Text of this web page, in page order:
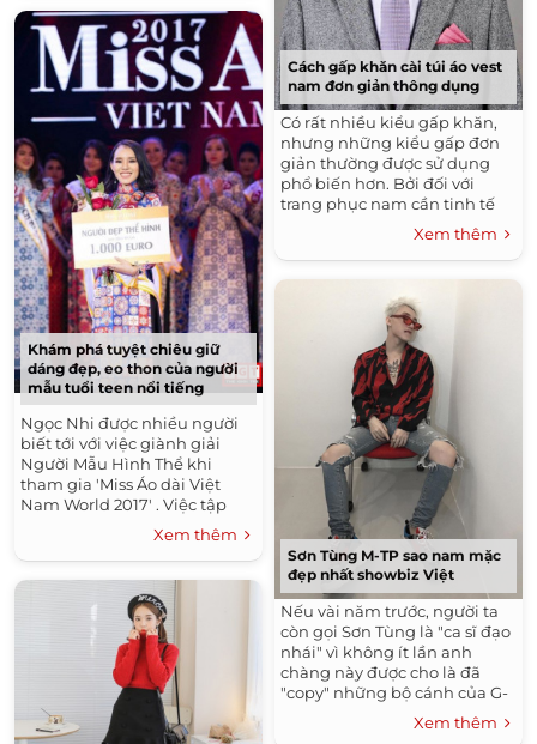
Khám phá tuyệt chiêu giữ
dáng đẹp, eo thon của người
mẫu tuổi teen nổi tiếng
Ngọc Nhi được nhiều người
biết tới với việc giành giải
Người Mẫu Hình Thể khi
tham gia 'Miss Áo dài Việt
Nam World 2017' . Việc tập
Xem thêm
Cách gấp khăn cài túi áo vest
nam đơn giản thông dụng
Có rất nhiều kiểu gấp khăn,
nhưng những kiểu gấp đơn
giản thường được sử dụng
phổ biến hơn. Bởi đối với
trang phục nam cần tinh tế
chứ không chuộng cầu kì. 5
Xem thêm
Sơn Tùng M-TP sao nam mặc
đẹp nhất showbiz Việt
Nếu vài năm trước, người ta
còn gọi Sơn Tùng là "ca sĩ đạo
nhái" vì không ít lần anh
chàng này được cho là đã
"copy" những bộ cánh của G-
Dragon (Big Bang). Nhưng
năm 2017 này, Sơn...
Xem thêm